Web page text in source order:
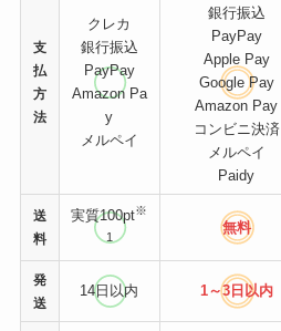
支
払
方
法
クレカ
銀行振込
PayPay
Amazon Pa
y
メルペイ
銀行振込
PayPay
Apple Pay
Google Pay
Amazon Pay
コンビニ決済
メルペイ
Paidy
送
料
実質100pt※
1
無料
発
送
14日以内 1～3日以内